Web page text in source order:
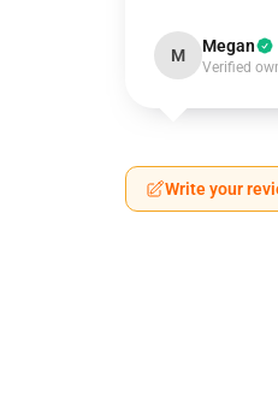
M Megan
Verified
Write your